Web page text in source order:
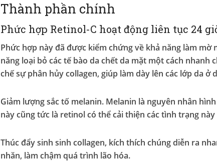
Thành phần chính
Phức hợp Retinol-C hoạt động liên tục 24
Phức hợp này đã được kiểm chứng về khả năng làm
năng loại bỏ các tế bào da chết da mặt một cách
chế sự phân hủy collagen, giúp làm dày lên các lớp da ở
Giảm lượng sắc tố melanin. Melanin là nguyên nhân
này cũng tức là retinol có thể cải thiện các tình trạng
Thúc đẩy sinh sinh collagen, kích thích chúng diễn ra
nhăn, làm chậm quá trình lão hóa.